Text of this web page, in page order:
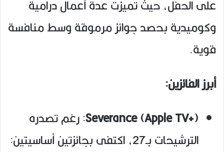
على الحفل، حيث تميزت عدة أعمال درامية
وكوميدية بحصد جوائز مرموقة وسط منافسة
قوية.
أبرز الفائزين:
Severance (Apple TV+): رغم تصدره
الترشيحات بـ27، اكتفى بجائزتين أساسيتين: